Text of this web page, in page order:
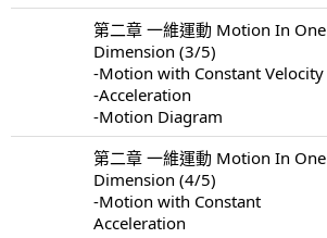
第二章 一維運動 Motion In One
Dimension (3/5)
-Motion with Constant Velocity
-Acceleration
-Motion Diagram
第二章 一維運動 Motion In One
Dimension (4/5)
-Motion with Constant
Acceleration